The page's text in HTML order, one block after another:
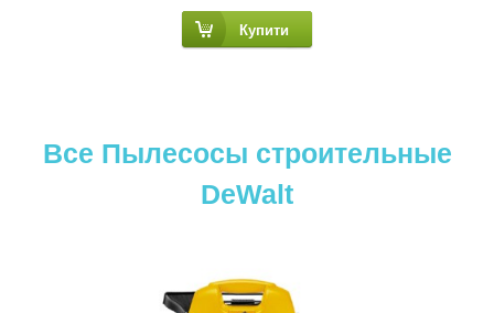
Купити
Все Пылесосы строительные
DeWalt